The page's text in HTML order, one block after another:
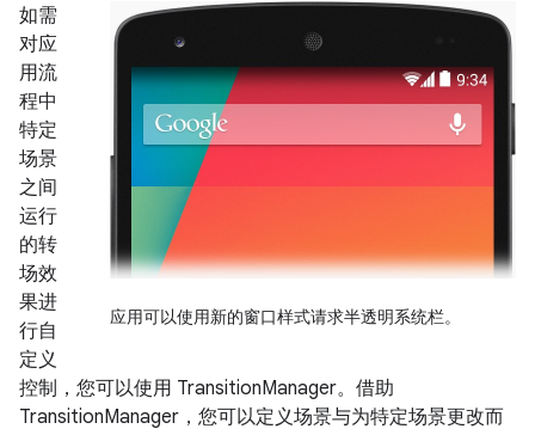
应用可以使用新的窗口样式请求半透明系统栏。
如需
对应
用流
程中
特定
场景
之间
运行
的转
场效
果进
行自
定义
控制，您可以使用 TransitionManager。借助
TransitionManager，您可以定义场景与为特定场景更改而